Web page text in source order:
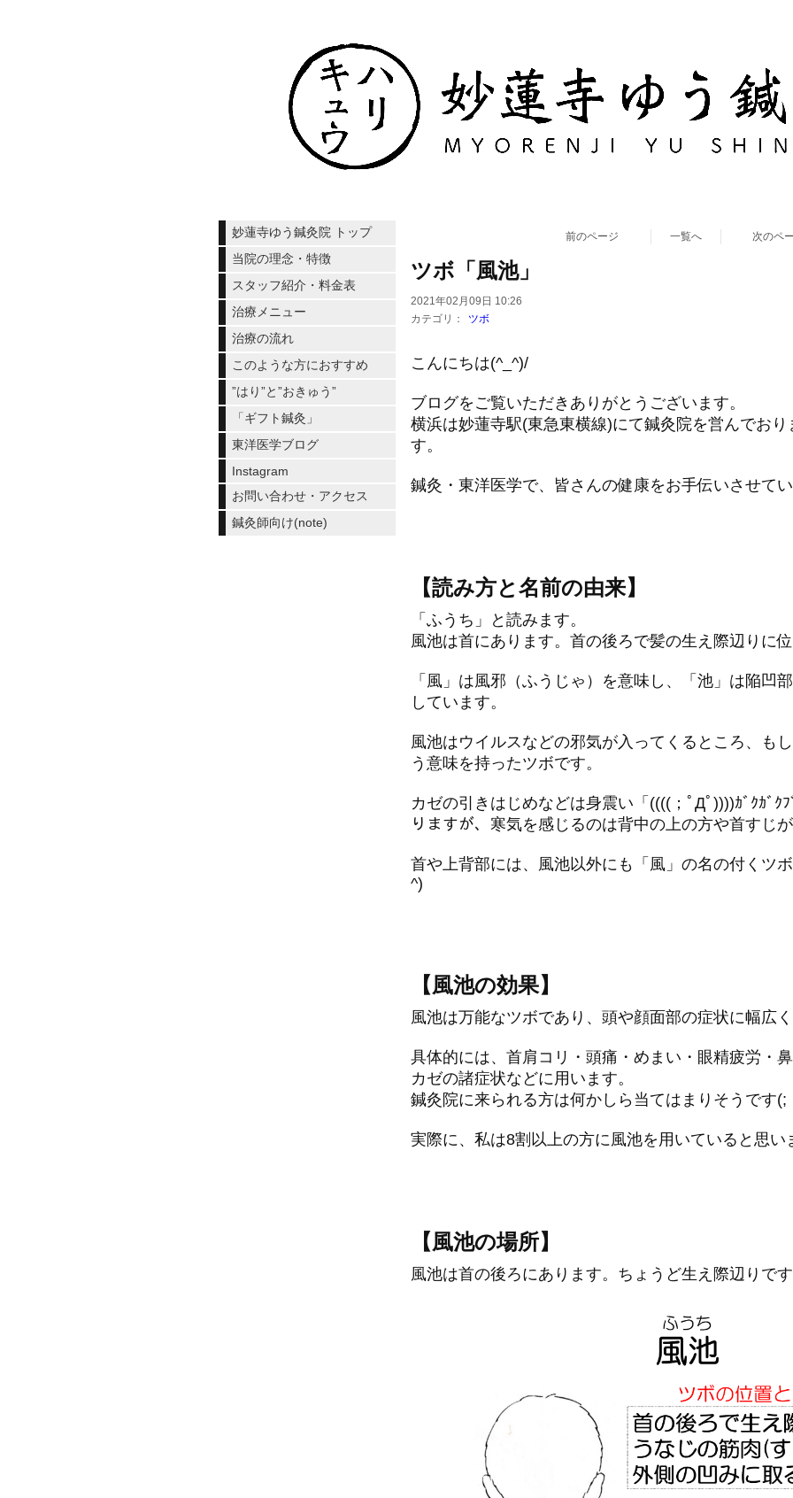
前のページ 一覧へ 次のペ
ツボ「風池」
2021年02月09日 10:26
カテゴリ：
ツボ
こんにちは(^_^)/
ブログをご覧いただきありがとうございます。
横浜は妙蓮寺駅(東急東横線)にて鍼灸院を営んでお
す。
鍼灸・東洋医学で、皆さんの健康をお手伝いさせて
【読み方と名前の由来】
「ふうち」と読みます。
風池は首にあります。首の後ろで髪の生え際辺りに
「風」は風邪（ふうじゃ）を意味し、「池」は陥凹
しています。
風池はウイルスなどの邪気が入ってくるところ、も
う意味を持ったツボです。
カゼの引きはじめなどは身震い「((((；ﾟДﾟ))))ｶﾞｸｶﾞｸ
りますが、寒気を感じるのは背中の上の方や首すじ
首や上背部には、風池以外にも「風」の名の付くツ
^)
【風池の効果】
風池は万能なツボであり、頭や顔面部の症状に幅広
具体的には、首肩コリ・頭痛・めまい・眼精疲労・
カゼの諸症状などに用います。
鍼灸院に来られる方は何かしら当てはまりそうです(;
実際に、私は8割以上の方に風池を用いていると思い
【風池の場所】
風池は首の後ろにあります。ちょうど生え際辺りで
妙蓮寺ゆう鍼灸院 トップ
当院の理念・特徴
スタッフ紹介・料金表
治療メニュー
治療の流れ
このような方におすすめ
”はり”と”おきゅう”
「ギフト鍼灸」
東洋医学ブログ
Instagram
お問い合わせ・アクセス
鍼灸師向け(note)